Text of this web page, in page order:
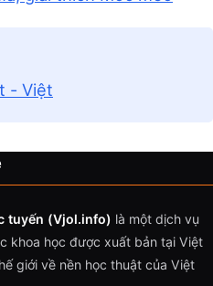
- Việt
tuyến (Vjol.info) là một dịch vụ
khoa học được xuất bản tại Việt
giới về nền học thuật của Việt